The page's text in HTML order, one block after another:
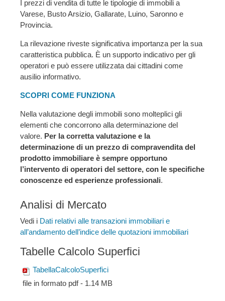
I prezzi di vendita di tutte le tipologie di immobili a
Varese, Busto Arsizio, Gallarate, Luino, Saronno e
Provincia.
La rilevazione riveste significativa importanza per la sua
caratteristica pubblica. È un supporto indicativo per gli
operatori e può essere utilizzata dai cittadini come
ausilio informativo.
SCOPRI COME FUNZIONA
Nella valutazione degli immobili sono molteplici gli
elementi che concorrono alla determinazione del
valore. Per la corretta valutazione e la
determinazione di un prezzo di compravendita del
prodotto immobiliare è sempre opportuno
l’intervento di operatori del settore, con le specifiche
conoscenze ed esperienze professionali.
Analisi di Mercato
Vedi i Dati relativi alle transazioni immobiliari e
all’andamento dell’indice delle quotazioni immobiliari
Tabelle Calcolo Superfici
TabellaCalcoloSuperfici
file in formato pdf - 1.14 MB